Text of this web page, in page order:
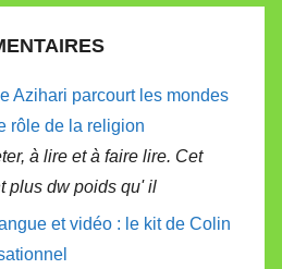
Azihari parcourt les mondes
rôle de la religion
à lire et à faire lire. Cet
plus dw poids qu' il
et vidéo : le kit de Colin